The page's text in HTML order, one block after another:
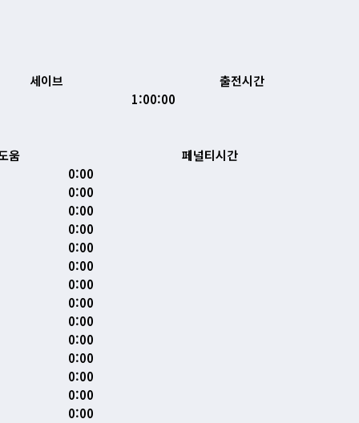
세이브
출전시간
1:00:00
움
페널티시간
0:00
0:00
0:00
0:00
0:00
0:00
0:00
0:00
0:00
0:00
0:00
0:00
0:00
0:00